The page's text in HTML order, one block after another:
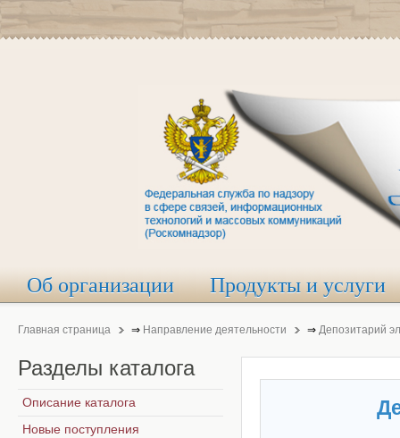
Об организации Продукты и услуги
Главная страница ⇒ Направление деятельности ⇒ Депозитарий
Разделы каталога
Описание каталога
Новые поступления